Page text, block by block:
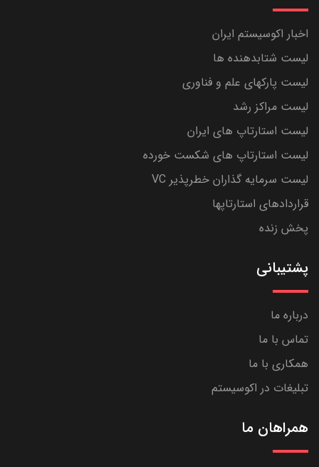
اخبار اکوسیستم ایران
لیست شتابدهنده ها
لیست پارکهای علم و فناوری
لیست مراکز رشد
لیست استارتاپ های ایران
لیست استارتاپ های شکست خورده
لیست سرمایه گذاران خطرپذیر VC
قراردادهای استارتاپها
پخش زنده
پشتیبانی
درباره ما
تماس با ما
همکاری با ما
تبلیغات در اکوسیستم
همراهان ما